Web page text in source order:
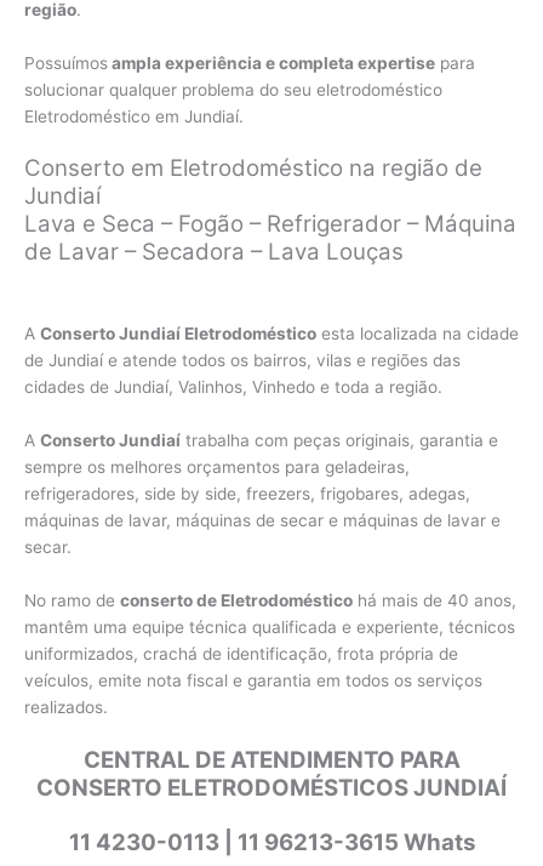
região.
Possuímosampla experiência e completa expertise para
solucionar qualquer problema do seu eletrodoméstico
Eletrodoméstico em Jundiaí.
Conserto em Eletrodoméstico na região de
Jundiaí
Lava e Seca – Fogão – Refrigerador – Máquina
de Lavar – Secadora – Lava Louças
A Conserto Jundiaí Eletrodoméstico esta localizada na cidade
de Jundiaí e atende todos os bairros, vilas e regiões das
cidades de Jundiaí, Valinhos, Vinhedo e toda a região.
A Conserto Jundiaí trabalha com peças originais, garantia e
sempre os melhores orçamentos para geladeiras,
refrigeradores, side by side, freezers, frigobares, adegas,
máquinas de lavar, máquinas de secar e máquinas de lavar e
secar.
No ramo de conserto de Eletrodoméstico há mais de 40 anos,
mantêm uma equipe técnica qualificada e experiente, técnicos
uniformizados, crachá de identificação, frota própria de
veículos, emite nota fiscal e garantia em todos os serviços
realizados.
CENTRAL DE ATENDIMENTO PARA
CONSERTO ELETRODOMÉSTICOS JUNDIAÍ
11 4230-0113 | 11 96213-3615 Whats